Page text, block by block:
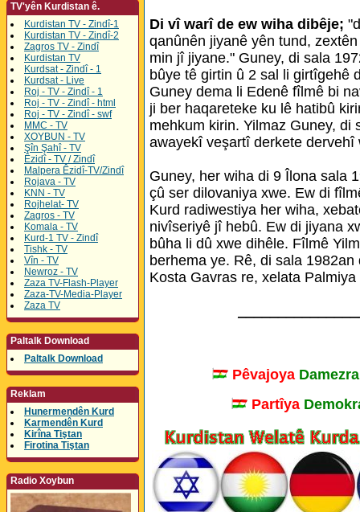
TV'yên Kurdistan ê.
Kurdistan TV - Zindî-1
Kurdistan TV - Zindî-2
Zagros TV - Zindî
Kurdistan TV
Kurdsat - Zindî - 1
Kurdsat - Live
Roj - TV - Zindî - 1
Roj - TV - Zindî - html
Roj - TV - Zindî - swf
MMC - TV
XOYBUN - TV
Şîn Şahî - TV
Êzidî - TV / Zindî
Malpera Êzidî-TV/Zindî
Rojava - TV
KNN - TV
Rojhelat- TV
Zagros - TV
Komala - TV
Kurd-1 TV - Zindî
Tishk - TV
Vîn - TV
Newroz - TV
Zaza TV-Flash-Player
Zaza-TV-Media-Player
Zaza TV
Paltalk Download
Paltalk Download
Reklam
Hunermendên Kurd
Karmendên Kurd
Kirîna Tiştan
Firotina Tiştan
Radio Xoybun
Di vî warî de ew wiha dibêje;
qanûnên jiyanê yên tund,
min jî jiyane." Guney, di sala
bûye tê girtin û 2 sal li girtîgehê
Guney dema li Edenê fîlmê bi
ji ber haqareteke ku lê hatibû
mehkum kirin. Yilmaz Guney,
awayekî veşartî derkete dervehî
Guney, her wiha di 9 Îlona sala
çû ser dilovaniya xwe. Ew di
Kurd radiwestiya her wiha,
nivîseriyê jî hebû. Ew di jiyana
bûha li dû xwe dihêle. Fîlmê
berhema ye. Rê, di sala
Kosta Gavras re, xelata
Pêvajoya
Partîya